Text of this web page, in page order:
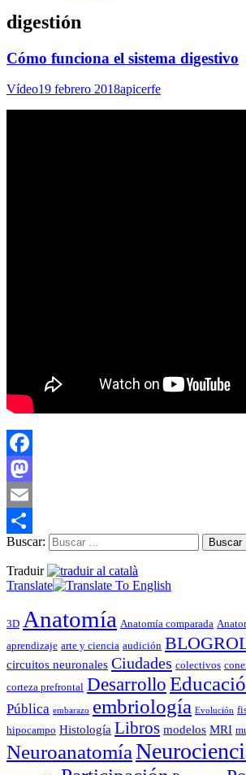
digestión
Cómo funciona el sistema digestivo
Vídeo19 febrero 2018apicerfe
Facebook
Mastodon
Email
Compartir
Buscar:
Traduir
Translate
3D Anatomía Anatomía comparada
aprendizaje arte y ciencia audición
circuitos neuronales Ciudades colectivos
corteza prefrontal Desarrollo
Pública embarazo embriología Evolución
hipocampo Histología Libros modelos MRI
Neuroanatomía